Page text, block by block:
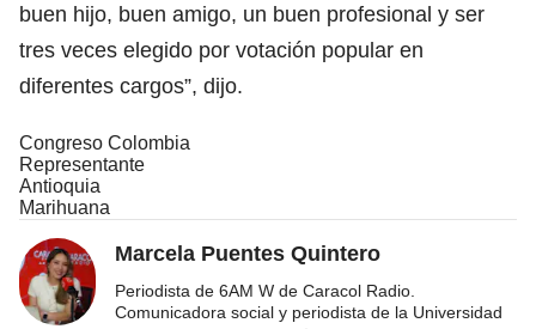
buen hijo, buen amigo, un buen profesional y ser
tres veces elegido por votación popular en
diferentes cargos”, dijo.
Congreso Colombia
Representante
Antioquia
Marihuana
Marcela Puentes Quintero
Periodista de 6AM W de Caracol Radio.
Comunicadora social y periodista de la Universidad